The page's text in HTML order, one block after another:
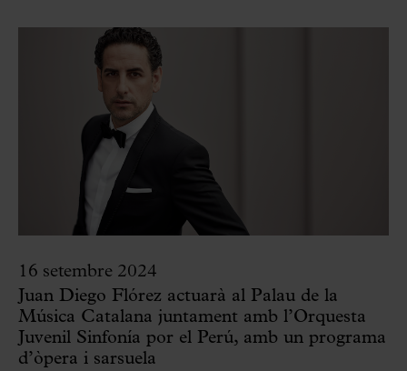
16 setembre 2024
Juan Diego Flórez actuarà al Palau de la
Música Catalana juntament amb l’Orquesta
Juvenil Sinfonía por el Perú, amb un programa
d’òpera i sarsuela